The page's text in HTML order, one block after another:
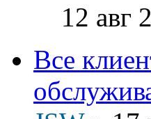
12 авг
Все